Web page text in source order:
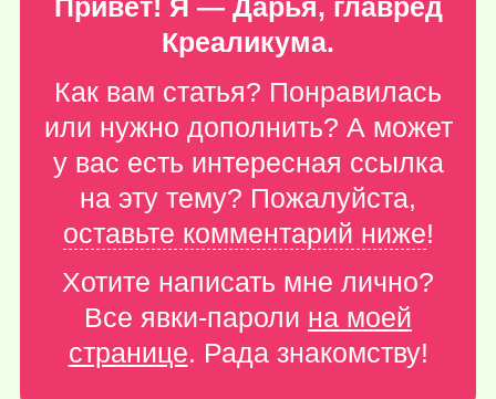
Привет! Я — Дарья, главред
Креаликума.
Как вам статья? Понравилась
или нужно дополнить? А может
у вас есть интересная ссылка
на эту тему? Пожалуйста,
оставьте комментарий ниже!
Хотите написать мне лично?
Все явки-пароли на моей
странице. Рада знакомству!